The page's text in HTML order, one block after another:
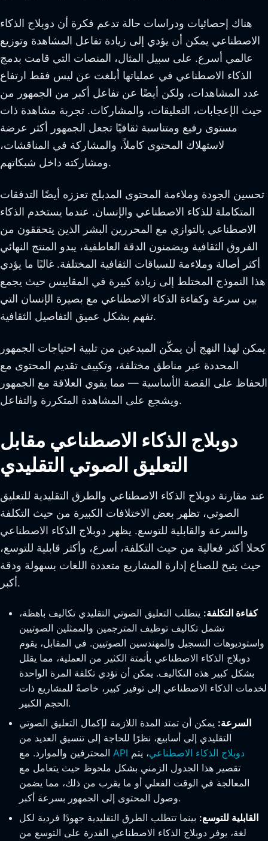
هناك إحصائيات ودراسات حالة تدعم فكرة أن دوبلاج الذكاء
الاصطناعي يمكن أن يؤدي إلى زيادة تفاعل المشاهدة وتوزيع
عالمي أسرع. على سبيل المثال، المنصات التي قامت بدمج
الذكاء الاصطناعي في عملياتها أبلغت عن ليس فقط ارتفاع
عدد المشاهدات، ولكن أيضًا عن تفاعل أكبر من الجمهور من
حيث الإعجابات، التعليقات، والمشاركات. تجربة مشاهدة ذات
مستوى رفيع ومتناسبة ثقافيًا تجعل الجمهور أكثر عرضة
لاستهلاك المحتوى كاملاً، والمشاركة في المناقشات،
ومشاركته داخل شبكاتهم.
تحسين الجودة وملاءمة المحتوى المدبلج تعززه أيضًا التدفقات
المتكاملة للذكاء الاصطناعي والإنسان. عندما يستخدم الذكاء
الاصطناعي بالتوازي مع المحررين البشر الذين يتحققون من
الفروق الثقافية ويضمنون الدقة العاطفية، يبدو المنتج النهائي
أكثر أصالة وملاءمة للسياقات الثقافية المختلفة. غالبًا ما يؤدي
هذا النموذج المختلط إلى زيادة كبيرة في المقاييس حيث يجمع
بين سرعة وكفاءة الذكاء الاصطناعي مع بصيرة الإنسان التي
تفهم بشكل عميق التفاصيل الثقافية.
يمكن لهذا النهج أن يمكّن المبدعين من تلبية احتياجات الجمهور
المحددة عبر مناطق مختلفة، وتكييف تقديم المحتوى مع
الحفاظ على القصة الأساسية — مما يقوي العلاقة مع الجمهور
ويشجع على المشاهدة المتكررة والتفاعل.
دوبلاج الذكاء الاصطناعي مقابل
التعليق الصوتي التقليدي
عند مقارنة دوبلاج الذكاء الاصطناعي والطرق التقليدية للتعليق
الصوتي، تظهر بعض الاختلافات الكبيرة من حيث التكلفة
والسرعة والقابلية للتوسع. يظهر دوبلاج الذكاء الاصطناعي
كحلا أكثر فعالية من حيث التكلفة، أسرع، وأكثر قابلية للتوسع،
حيث يتيح للصناع إدارة المشاريع متعددة اللغات بسهولة ودقة
أكبر.
كفاءة التكلفة: يتطلب التعليق الصوتي التقليدي تكاليف باهظة،
تشمل تكاليف توظيف المترجمين والممثلين الصوتيين
واستوديوهات التسجيل والمهندسين الصوتيين. في المقابل، يقوم
دوبلاج الذكاء الاصطناعي بأتمتة الكثير من العملية، مما يقلل
بشكل كبير هذه التكاليف. يمكن أن تؤدي تكلفة المرة الواحدة
لخدمات الذكاء الاصطناعي إلى توفير كبير، خاصةً للمشاريع ذات
الحجم الكبير.
السرعة: يمكن أن تمتد المدة اللازمة لإكمال التعليق الصوتي
التقليدي إلى أسابيع، نظرًا للحاجة إلى تنسيق العديد من
API دوبلاج الذكاء الاصطناعي، يتم
تقصير هذا الجدول الزمني بشكل ملحوظ حيث يتعامل مع
المعالجة في الوقت الفعلي أو ما يقرب من ذلك، مما يضمن
وصول المحتوى إلى الجمهور بسرعة أكبر.
القابلية للتوسع: بينما تتطلب الطرق التقليدية جهودًا فردية لكل
لغة، يوفر دوبلاج الذكاء الاصطناعي القدرة على التوسع من